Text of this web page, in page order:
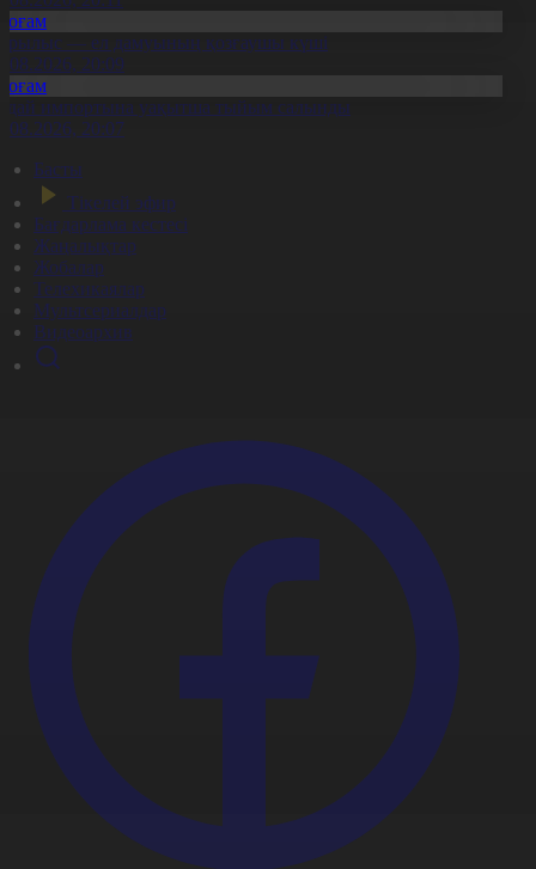
— ел дамуының қозғаушы күші
20:09
импортына уақытша тыйым салынды
20:07
Басты
Тікелей эфир
Бағдарлама кестесі
Жаңалықтар
Жобалар
Телехикаялар
Мультсериалдар
Видеоархив